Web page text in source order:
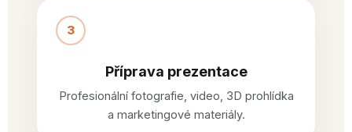
3
Příprava prezentace
Profesionální fotografie, video, 3D prohlídka
a marketingové materiály.